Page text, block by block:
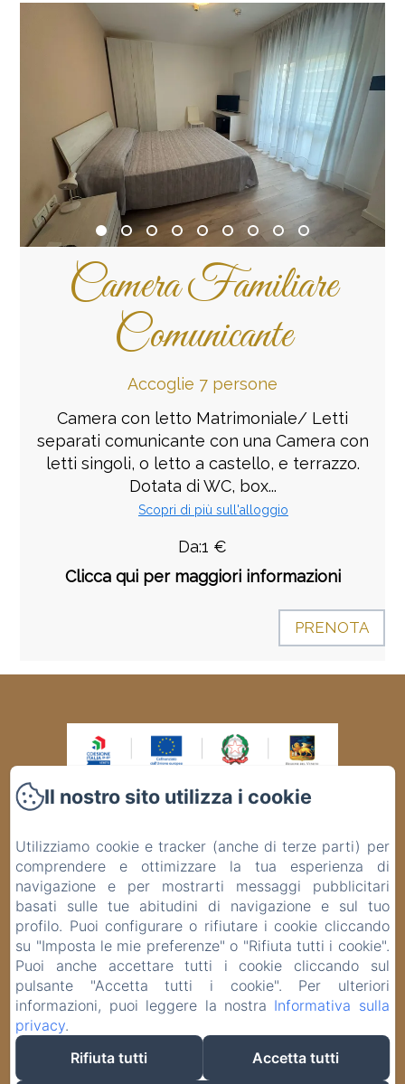
Camera Familiare
Comunicante
Accoglie 7 persone
Camera con letto Matrimoniale/ Letti
separati comunicante con una Camera con
letti singoli, o letto a castello, e terrazzo.
Dotata di WC, box...
Scopri di più sull'alloggio
Da:1 €
Clicca qui per maggiori informazioni
PRENOTA
VIA BAFILE, 343, Lido di Jesolo VE
info@panoramahoteljesolo.com
SMART 4.0 e GREEN ENERGY Grazie al progetto finanziato con il
PR Veneto FESR 2021-2027, l’Hotel Panorama si è rinnovato,
diventando una struttura moderna e competitiva nel settore
turistico. Nell’ottica del risparmio energetico, è stata sostituita la
centrale termica e installato n. 10 pannelli solari termici.
Nell’ambito della digitalizzazione, è stato acquistato un nuovo
centralino telefonico 4.0 con comunicazione multimediale-
integrata e, per una maggiore sicurezza, è stata installata la
1.3.8 – Rigenerazione e innovazione delle imprese finalizzati a
sostenere la valorizzazione turistica del territorio. Sostegno
concesso € 41.637,55
Il nostro sito utilizza i cookie
Utilizziamo cookie e tracker (anche di terze parti) per
comprendere e ottimizzare la tua esperienza di
navigazione e per mostrarti messaggi pubblicitari
basati sulle tue abitudini di navigazione e sul tuo
profilo. Puoi configurare o rifiutare i cookie cliccando
su "Imposta le mie preferenze" o "Rifiuta tutti i cookie".
Puoi anche accettare tutti i cookie cliccando sul
pulsante "Accetta tutti i cookie". Per ulteriori
informazioni, puoi leggere la nostra Informativa sulla
privacy.
Rifiuta tutti
Accetta tutti